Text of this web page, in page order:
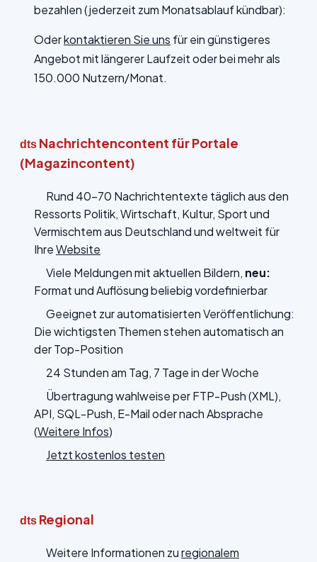
bezahlen (jederzeit zum Monatsablauf kündbar):
Oderkontaktieren Sie uns für ein günstigeres
Angebot mit längerer Laufzeit oder bei mehr als
150.000 Nutzern/Monat.
dts Nachrichtencontent für Portale
(Magazincontent)
Rund 40-70 Nachrichtentexte täglich aus den
Ressorts Politik, Wirtschaft, Kultur, Sport und
Vermischtem aus Deutschland und weltweit für
IhreWebsite
Viele Meldungen mit aktuellen Bildern, neu:
Format und Auflösung beliebig vordefinierbar
Geeignet zur automatisierten Veröffentlichung:
Die wichtigsten Themen stehen automatisch an
der Top-Position
24 Stunden am Tag, 7 Tage in der Woche
Übertragung wahlweise per FTP-Push (XML),
API, SQL-Push, E-Mail oder nach Absprache
(Weitere Infos)
Jetzt kostenlos testen
dts Regional
Weitere Informationen zuregionalem